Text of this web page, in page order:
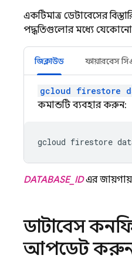
একটিমাত্র ডেটাবেসের
পদ্ধতিগুলোর মধ্যে
জিক্লাউড ফায়ারবেস
gcloud firestore
কমান্ডটি ব্যবহার করুন:
gcloud firestore
DATABASE_IDএর জায়গায়
ডাটাবেস
আপডেট